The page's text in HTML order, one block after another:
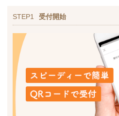
STEP1 受付開始